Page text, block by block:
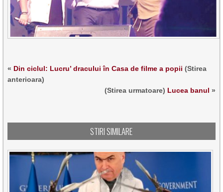
« Din ciclul: Lucru’ dracului în Casa de filme a popii (Stirea
anterioara)
(Stirea urmatoare) Lucea banul »
STIRI SIMILARE